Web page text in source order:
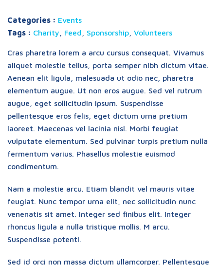
Categories : Events
Tags : Charity Feed Sponsorship Volunteers
Cras pharetra lorem a arcu cursus consequat. Vivamus
aliquet molestie tellus, porta semper nibh dictum vitae.
Aenean elit ligula, malesuada ut odio nec, pharetra
elementum augue. Ut non eros augue. Sed vel rutrum
augue, eget sollicitudin ipsum. Suspendisse
pellentesque eros felis, eget dictum urna pretium
laoreet. Maecenas vel lacinia nisl. Morbi feugiat
vulputate elementum. Sed pulvinar turpis pretium nulla
fermentum varius. Phasellus molestie euismod
condimentum.
Nam a molestie arcu. Etiam blandit vel mauris vitae
feugiat. Nunc tempor urna elit, nec sollicitudin nunc
venenatis sit amet. Integer sed finibus elit. Integer
rhoncus ligula a nulla tristique mollis. M arcu.
Suspendisse potenti.
Sed id orci non massa dictum ullamcorper. Pellentesque